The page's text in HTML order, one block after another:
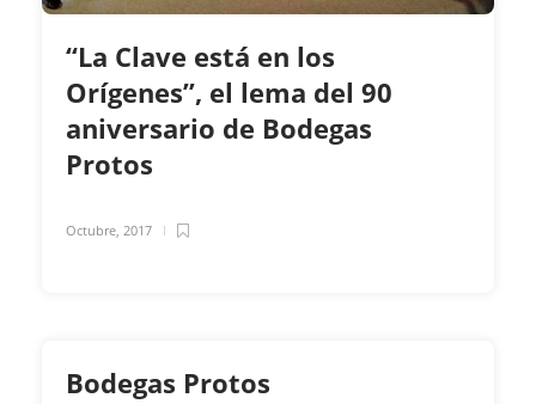
“La Clave está en los
Orígenes”, el lema del 90
aniversario de Bodegas
Protos
Octubre, 2017
Bodegas Protos